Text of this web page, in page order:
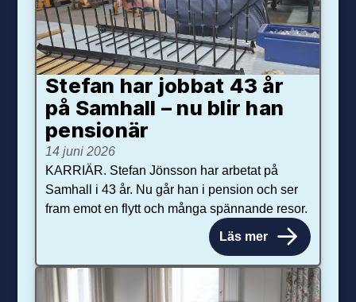
Stefan har jobbat 43 år
på Samhall – nu blir han
pensionär
14 juni 2026
KARRIÄR. Stefan Jönsson har arbetat på
Samhall i 43 år. Nu går han i pension och ser
fram emot en flytt och många spännande resor.
Läs mer